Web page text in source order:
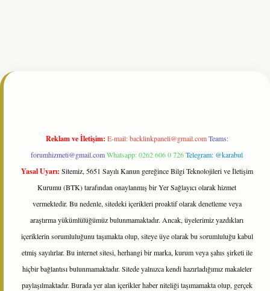
resmi sitesi
Reklam ve İletişim: E-mail:backlinkpaneli@gmail.com Teams:
forumhizmeti@gmail.comWhatsapp: 0262 606 0 726Telegram: @karabul
Yasal Uyarı: Sitemiz, 5651 Sayılı Kanun gereğince Bilgi Teknolojileri ve İletişim
Kurumu (BTK) tarafından onaylanmış bir Yer Sağlayıcı olarak hizmet
vermektedir. Bu nedenle, sitedeki içerikleri proaktif olarak denetleme veya
araştırma yükümlülüğümüz bulunmamaktadır. Ancak, üyelerimiz yazdıkları
içeriklerin sorumluluğunu taşımakta olup, siteye üye olarak bu sorumluluğu kabul
etmiş sayılırlar. Bu internet sitesi, herhangi bir marka, kurum veya şahıs şirketi ile
hiçbir bağlantısı bulunmamaktadır. Sitede yalnızca kendi hazırladığımız makaleler
paylaşılmaktadır. Burada yer alan içerikler haber niteliği taşımamakta olup, gerçek